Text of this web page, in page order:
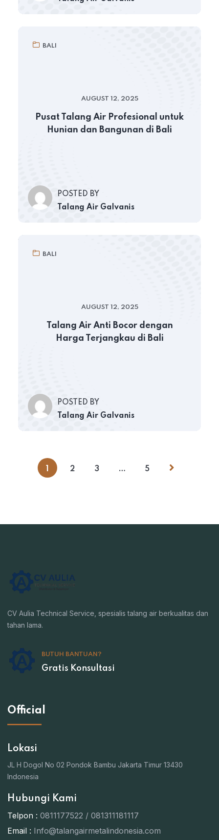
BALI
AUGUST 12, 2025
Pusat Talang Air Profesional untuk
Hunian dan Bangunan di Bali
POSTED BY
Talang Air Galvanis
BALI
AUGUST 12, 2025
Talang Air Anti Bocor dengan
Harga Terjangkau di Bali
POSTED BY
Talang Air Galvanis
2 3 … 5
CV Aulia Technical Service, spesialis talang air berkualitas dan
tahan lama.
BUTUH BANTUAN?
Gratis Konsultasi
Official
Lokasi
JL H Dogol No 02 Pondok Bambu Jakarta Timur 13430
Indonesia
Hubungi Kami
Telpon : 0811177522 / 081311181117
Email : Info@talangairmetalindonesia.com